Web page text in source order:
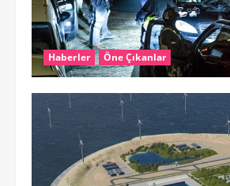
Haberler Öne Çıkanlar